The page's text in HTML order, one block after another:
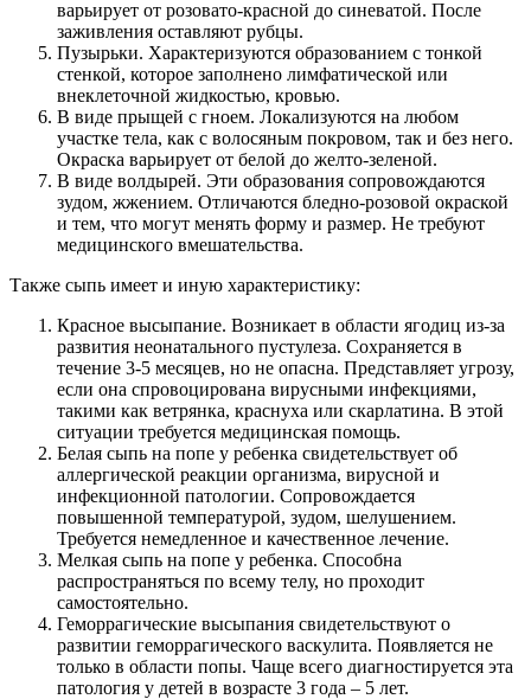
варьирует от розовато-красной до синеватой. После
заживления оставляют рубцы.
Пузырьки. Характеризуются образованием с тонкой
стенкой, которое заполнено лимфатической или
внеклеточной жидкостью, кровью.
В виде прыщей с гноем. Локализуются на любом
участке тела, как с волосяным покровом, так и без него.
Окраска варьирует от белой до желто-зеленой.
В виде волдырей. Эти образования сопровождаются
зудом, жжением. Отличаются бледно-розовой окраской
и тем, что могут менять форму и размер. Не требуют
медицинского вмешательства.
Также сыпь имеет и иную характеристику:
Красное высыпание. Возникает в области ягодиц из-за
развития неонатального пустулеза. Сохраняется в
течение 3-5 месяцев, но не опасна. Представляет угрозу,
если она спровоцирована вирусными инфекциями,
такими как ветрянка, краснуха или скарлатина. В этой
ситуации требуется медицинская помощь.
Белая сыпь на попе у ребенка свидетельствует об
аллергической реакции организма, вирусной и
инфекционной патологии. Сопровождается
повышенной температурой, зудом, шелушением.
Требуется немедленное и качественное лечение.
Мелкая сыпь на попе у ребенка. Способна
распространяться по всему телу, но проходит
самостоятельно.
Геморрагические высыпания свидетельствуют о
развитии геморрагического васкулита. Появляется не
только в области попы. Чаще всего диагностируется эта
патология у детей в возрасте 3 года – 5 лет.